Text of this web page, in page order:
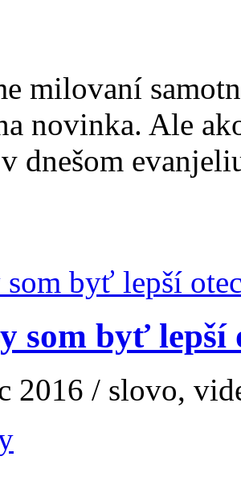
milovaní
novinka. Ale
dnešom
som byť lepší
som byť lepší
2016 / slovo,